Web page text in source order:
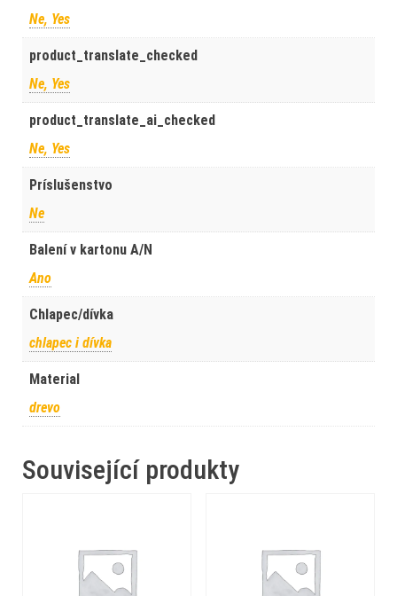
Ne, Yes
product_translate_checked
Ne, Yes
product_translate_ai_checked
Ne, Yes
Príslušenstvo
Ne
Balení v kartonu A/N
Ano
Chlapec/dívka
chlapec i dívka
Material
drevo
Související produkty